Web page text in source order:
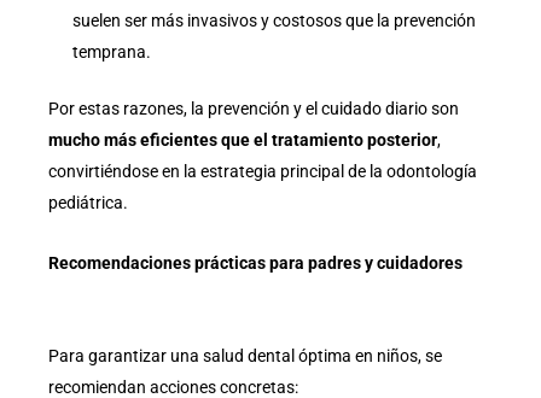
suelen ser más invasivos y costosos que la prevención
temprana.
Por estas razones, la prevención y el cuidado diario son
mucho más eficientes que el tratamiento posterior,
convirtiéndose en la estrategia principal de la odontología
pediátrica.
Recomendaciones prácticas para padres y cuidadores
Para garantizar una salud dental óptima en niños, se
recomiendan acciones concretas: